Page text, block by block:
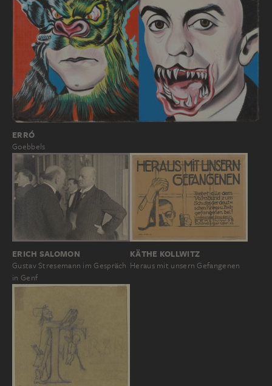
ERRÓ
Goebbels
ERICH SALOMON
Gustav Stresemann im Gespräch
in Genf
KÄTHE KOLLWITZ
Heraus mit unsern Gefangenen